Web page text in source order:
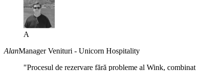
A
AlanManager Venituri - Unicorn Hospitality
"Procesul de rezervare fără probleme al Wink, combinat